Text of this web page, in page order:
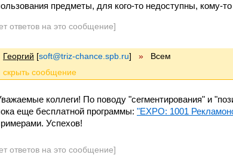
предметы, для кого-то недоступны, кому-
ответов на это сообщение]
Георгий [soft@triz-chance.spb.ru] » Всем
коллеги! По поводу "сегментирования" и
еще бесплатной программы: "EXPO: 1001
Успехов!
ответов на это сообщение]